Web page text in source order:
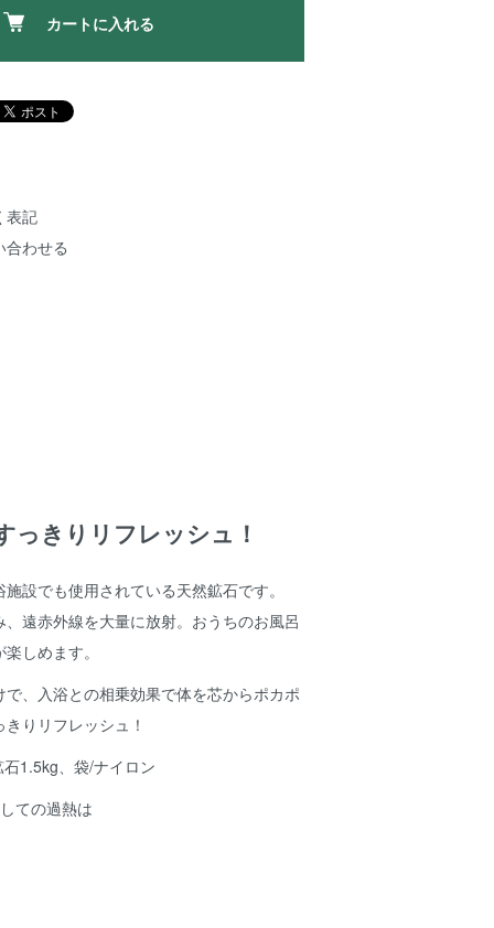
カートに入れる
表記
合わせる
っきりリフレッシュ！
設でも使用されている天然鉱石です。
遠赤外線を大量に放射。おうちのお風呂
しめます。
、入浴との相乗効果で体を芯からポカポ
りリフレッシュ！
1.5kg、袋/ナイロン
ての過熱は